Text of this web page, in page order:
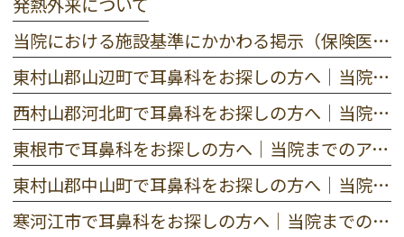
当院における施設基準にかかわる掲示（保険医療機関における書面掲示）
東村山郡山辺町で耳鼻科をお探しの方へ｜当院までのアクセス
西村山郡河北町で耳鼻科をお探しの方へ｜当院までのアクセス
東根市で耳鼻科をお探しの方へ｜当院までのアクセス
東村山郡中山町で耳鼻科をお探しの方へ｜当院までのアクセス
寒河江市で耳鼻科をお探しの方へ｜当院までのアクセス